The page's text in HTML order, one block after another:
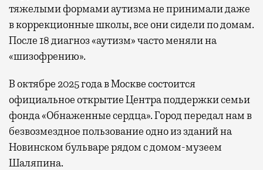
тяжелыми формами аутизма не принимали даже
в коррекционные школы, все они сидели по домам.
После 18 диагноз «аутизм» часто меняли на
«шизофрению».
В октябре 2025 года в Москве состоится
официальное открытие Центра поддержки семьи
фонда «Обнаженные сердца». Город передал нам в
безвозмездное пользование одно из зданий на
Новинском бульваре рядом с домом-музеем
Шаляпина.